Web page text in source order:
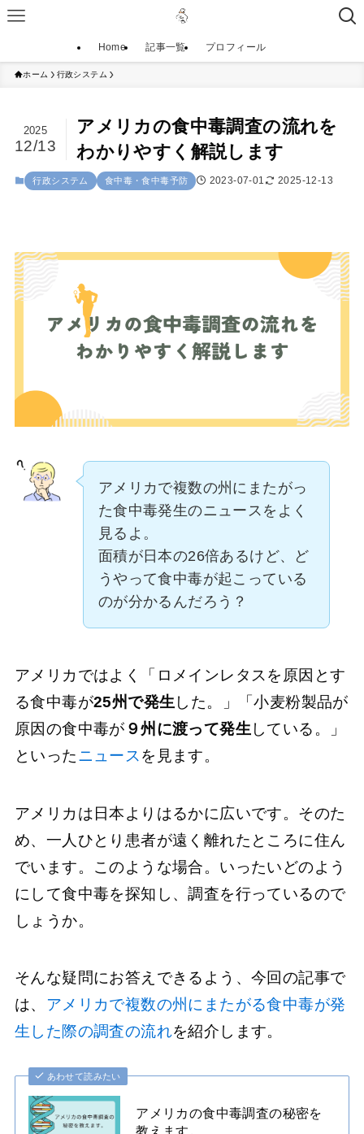
Home 記事一覧 プロフィール
ホーム 行政システム
アメリカの食中毒調査の流れを
わかりやすく解説します
2025
12/13
行政システム 食中毒・食中毒予防 2023-07-01 2025-12-13
アメリカで複数の州にまたがっ
た食中毒発生のニュースをよく
見るよ。
面積が日本の26倍あるけど、ど
うやって食中毒が起こっている
のが分かるんだろう？
アメリカではよく「ロメインレタスを原因とす
る食中毒が25州で発生した。」「小麦粉製品が
原因の食中毒が ９州に渡って発生している。」
といったニュースを見ます。
アメリカは日本よりはるかに広いです。そのた
め、一人ひとり患者が遠く離れたところに住ん
でいます。このような場合。いったいどのよう
にして食中毒を探知し、調査を行っているので
しょうか。
そんな疑問にお答えできるよう、今回の記事で
は、
アメリカで複数の州にまたがる食中毒が発
生した際の調査の流れを紹介します。
あわせて読みたい
アメリカの食中毒調査の秘密を
教えます。